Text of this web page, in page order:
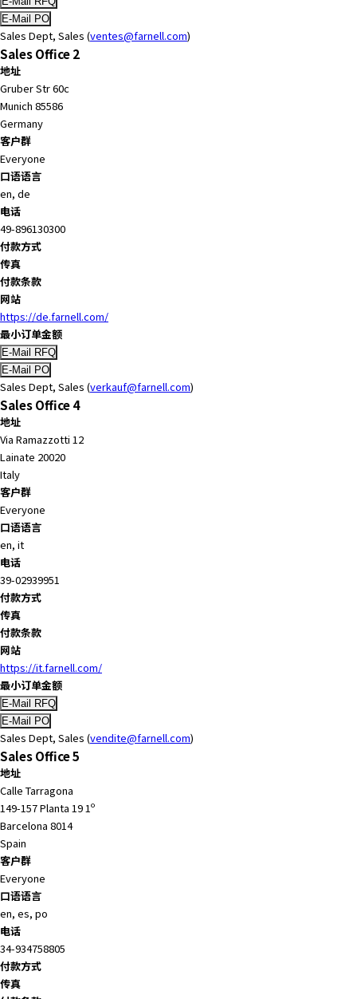
s
t
a
r
t
t
h
e
A
l
l
i
n
O
n
e
A
c
c
e
s
s
i
b
i
i
t
y
s
c
r
e
e
n
r
e
a
d
e
r
,
p
r
e
s
s
"
C
t
r
l
+
/
"
T
Sales Dept, Sales (ventes@farnell.com)
Sales Office 2
地址
Gruber Str 60c
Munich 85586
Germany
客户群
Everyone
口语语言
en, de
电话
49-896130300
付款方式
传真
付款条款
网站
https://de.farnell.com/
最小订单金额
Sales Dept, Sales (verkauf@farnell.com)
Sales Office 4
地址
Via Ramazzotti 12
Lainate 20020
Italy
客户群
Everyone
口语语言
en, it
电话
39-02939951
付款方式
传真
付款条款
网站
https://it.farnell.com/
最小订单金额
Sales Dept, Sales (vendite@farnell.com)
Sales Office 5
地址
Calle Tarragona
149-157 Planta 19 1º
Barcelona 8014
Spain
客户群
Everyone
口语语言
en, es, po
电话
34-934758805
付款方式
传真